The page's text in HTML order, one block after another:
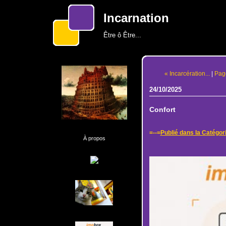
Incarnation
Être ô Être...
À propos
« Incarcération... |
24/10/2025
Confort
=--=Publié dans la